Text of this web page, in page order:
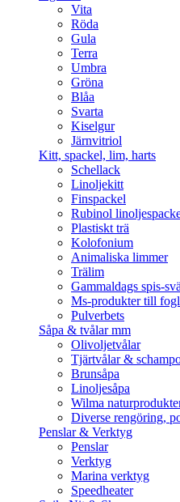
Vita
Röda
Gula
Terra
Umbra
Gröna
Blåa
Svarta
Kiselgur
Järnvitriol
Kitt, spackel, lim, harts
Schellack
Linoljekitt
Finspackel
Rubinol
Plastiskt trä
Kolofonium
Animaliska limmer
Trälim
Gammaldags spis-
Ms-produkter till
Pulverbets
Såpa & tvålar mm
Olivoljetvålar
Tjärtvålar &
Brunsåpa
Linoljesåpa
Wilma
Diverse rengöring,
Penslar & Verktyg
Penslar
Verktyg
Marina verktyg
Speedheater